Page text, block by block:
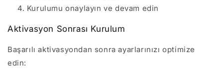
Kurulumu onaylayın ve devam edin
Aktivasyon Sonrası Kurulum
Başarılı aktivasyondan sonra ayarlarınızı optimize
edin: